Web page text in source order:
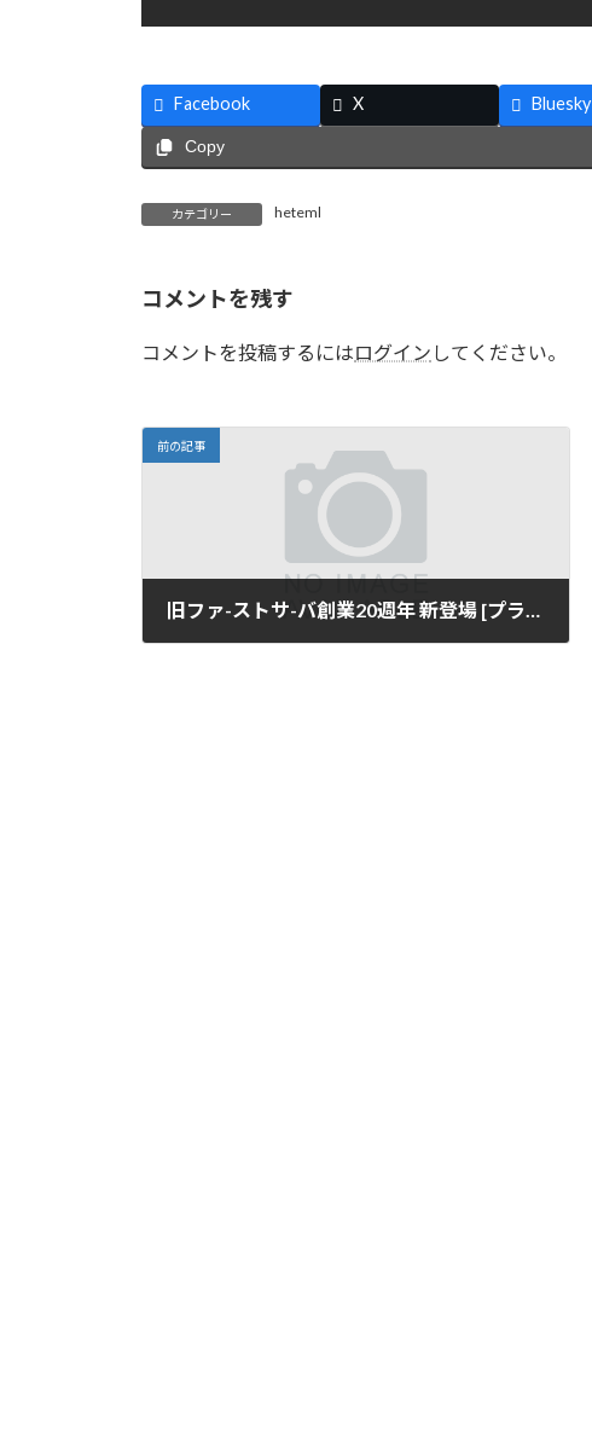
Facebook X Bluesky
Copy
カテゴリー heteml
コメントを残す
コメントを投稿するにはログイン してください。
前の記事
旧ファ-ストサ-バ創業20週年 新登場 [プランS] 特別限定プラン申し込み期間延長